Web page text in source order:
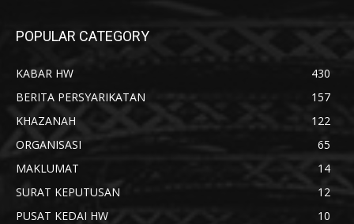
POPULAR CATEGORY
KABAR HW
430
BERITA PERSYARIKATAN
157
KHAZANAH
122
ORGANISASI
65
MAKLUMAT
14
SURAT KEPUTUSAN
12
PUSAT KEDAI HW
10